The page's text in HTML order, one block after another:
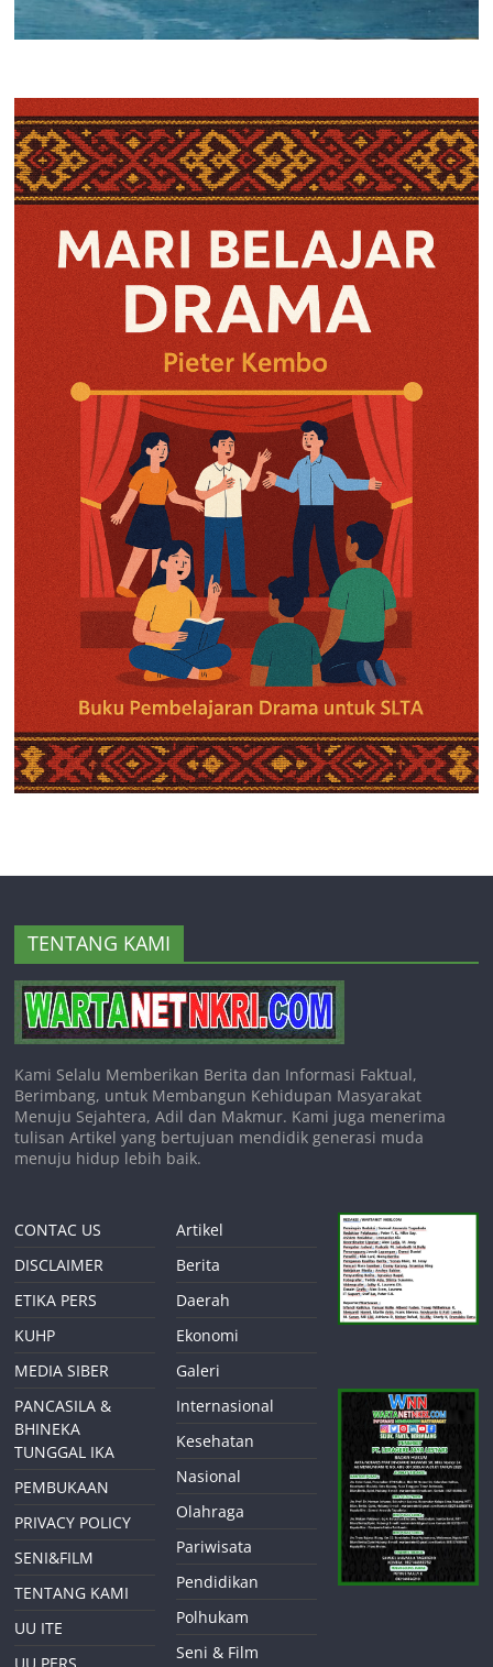
TENTANG KAMI
Kami Selalu Memberikan Berita dan Informasi Faktual,
Berimbang, untuk Membangun Kehidupan Masyarakat
Menuju Sejahtera, Adil dan Makmur. Kami juga menerima
tulisan Artikel yang bertujuan mendidik generasi muda
menuju hidup lebih baik.
CONTAC US
DISCLAIMER
ETIKA PERS
KUHP
MEDIA SIBER
PANCASILA &
BHINEKA
TUNGGAL IKA
PEMBUKAAN
PRIVACY POLICY
SENI&FILM
TENTANG KAMI
UU ITE
Artikel
Berita
Daerah
Ekonomi
Galeri
Internasional
Kesehatan
Nasional
Olahraga
Pariwisata
Pendidikan
Polhukam
Seni & Film